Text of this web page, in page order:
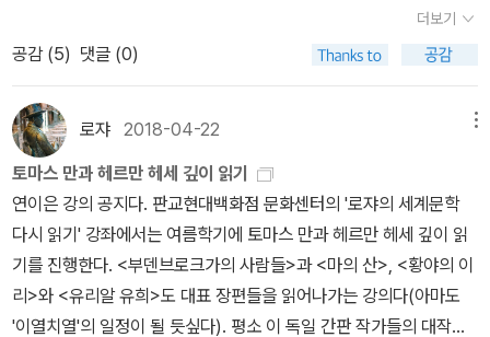
유희>와 공통적이다.두 작가 모두 19세기 후반 시민계급 출생으로 2
0세기 양차 대전까지 겪은 세대로서의 현실 인식과 시대 비판을 예술
가 소설을 수단으로 삼아 담아내고자 했다. 이러한 작업은 그다음 세
대를 대표하는 독일 작가 귄터 그라스(1999년 노벨상 수상)에게 계
승되면서 변용된다. 그라스는 대표작 <양철북>(1959)을 통해 2차
대전 전후 시기 독일 소자본가 계급이 어떻게 전락해갔는가를 묘파한
다. 하지만 앞세대 작가로서 헤세와 토마스 만이 취했던 예술가 소설
의 형식이 그라스에게선 더 이상 유효하지 않다(시민계급과 소시민계
급의 차이를 반영하는 것으로 해석할 수도 있겠다). <양철북>의 주인
공 오스카 마체라트는 네 살 이후 성장을 멈춘 난쟁이로 소리를 지르
자 구매한 책. 날카로운 이석원도 좋고 부드러운 이석원도 좋고 원숙
한 이석원도 좋다. 그냥 좋다. 진정한 팬이라면 마음이 변하면 안된다
고 생각한다. 부디 앞으로도 계속 책을 내주시길 바랄 뿐이다.15. 타
라스 불바 : 고골 이미 읽고 리뷰도 쓴 책. 우크라이나의 역사에 관심
이 있다면 꼭 읽어야 하는 책. 고골의 글은 언제나 재미있다.16. 반항
하는 인간 : 알베르 카뮈 소설이 아닌 이런 류의 철학 작품은 나랑 잘
안맞지만, 그래도 카뮈니까 괜찮지 않을까 해서, 그리고 가장 큰 목적
인 2023년 민음사 일력을 받기 위해서 구매했다. 사실 민음사 세계
문학전집 중 읽고 싶은작품은 대부분 구매를 해서 더이상 사고 싶은
해할 수가 없다. 이번에 개정판이 나왔던데 많은 사람들이 좋아했으
면 좋겠다. 이 책도 웃긴데 조금 지저분하고 노골적이라 깔끔하신 분
들은 싫어할 수도 있다. 그러나 위화가 펼쳐 보이는 900페이지에 걸
친 웃을 수도 울 수도 없는 그 기막힌 이야기의 힘은 대단하다. 어쩜
이런 말도 안되는 이야기를 이토록 재미나고 아무렇지도 않게 쓰나,
역시 중국인들, 중국작가답다! 이 소설의 매력은 비극을 희극적으로
그리면서도 또 그 웃음 속에 눈물이 묻어나게 한다는 점.▶올해의 작
가 '조지프 콘래드'의 책 올해 내가 가장 관심을 가졌던 작가는 조지프
콘래드 (Joseph Conrad 1857~1924)이다.영문학사에서 중요한
위치에 있음은 물론 너무나 놀라운 삶을 산 작가에게 묘하게 끌렸다.
러시아 치하 독립운동을 한 부모, 유배생활, 부모의 죽음을 겪고 외삼
서 매리언 울프는 “인류는 책을 읽도록 태어나지 않았으며, 독서는 뇌
가 새로운 것을 배워 스스로를 재편성하는 과정에서 탄생한 인류의
조합으로 의미를 표현하는 영어의 사용자가 표의문자 중의 하나인
‘한자’를 읽거나 쓸 때, 영어를 사용할 때와는 다른 부분의 뇌영역이
활성화된다는 것. 『다시 책으로』에서의 화두는 ‘깊이읽기’다. 저자는
디지털 매체로 읽는 행위가 읽기 방식을 바꾸고 나아가 깊이 읽기를
어렵게 만든다는 것을 발견하고, 스스로가 실험 대상이 된다. 저자는
자신이 가장 사랑했던 소설, 헤르만 헤세의 『유리알 유희』를 다시 읽
기 시작한다. 겉핥기식으로 건너뛰며 읽는 방식에 익숙해졌음을 발견
한 저자는 예전의 읽는 나를 찾기 위해 짧고 집중적으로 깊이 읽기 훈
안, 金晸鎭荒野의 이리, 宋永擇印度의 시, 李榮久4, 나르치스와
골트문트, 孫載駿.메르헨, 李相日詩集, 宋永擇日記, 閔丙山5.
유리알 遊戱, 孫載駿보경문화사 헤르만 헷세 전집 19761. 데미안,
크눌프 李榮久. 崔鉉2.3. 知性과 사랑과 友情 崔石泉4. 荒野의
이리, 청춘은 아름다워라 崔鉉5. 詩, 日記, 紀行文, 엣세이, 短篇
崔石泉양지당 헤르만 헷세 전집 19781. 데미안; 車輪밑에서 李佳
炯, 李榮久2. 荒野의 늑대, 크눌프, 결혼 崔鉉, 崔石泉3. 카멘찐
트, 싯달타, 靑春은 아름다워라, 大理石材工場 李佳炯, 崔鉉4.
知性과 사랑, 가을의 徒步旅行 李佳炯, 崔石泉5. 유리알遊戱
李佳炯 선영사 선영 헤세 전집 1989123. 수레바퀴 아래서: 방황
더보기
공감 (5) 댓글 (0)
로쟈 2018-04-22
토마스 만과 헤르만 헤세 깊이 읽기
연이은 강의 공지다. 판교현대백화점 문화센터의 '로쟈의 세계문학
다시 읽기' 강좌에서는 여름학기에 토마스 만과 헤르만 헤세 깊이 읽
기를 진행한다. <부덴브로크가의 사람들>과 <마의 산>, <황야의 이
리>와 <유리알 유희>도 대표 장편들을 읽어나가는 강의다(아마도
'이열치열'의 일정이 될 듯싶다). 평소 이 독일 간판 작가들의 대작에